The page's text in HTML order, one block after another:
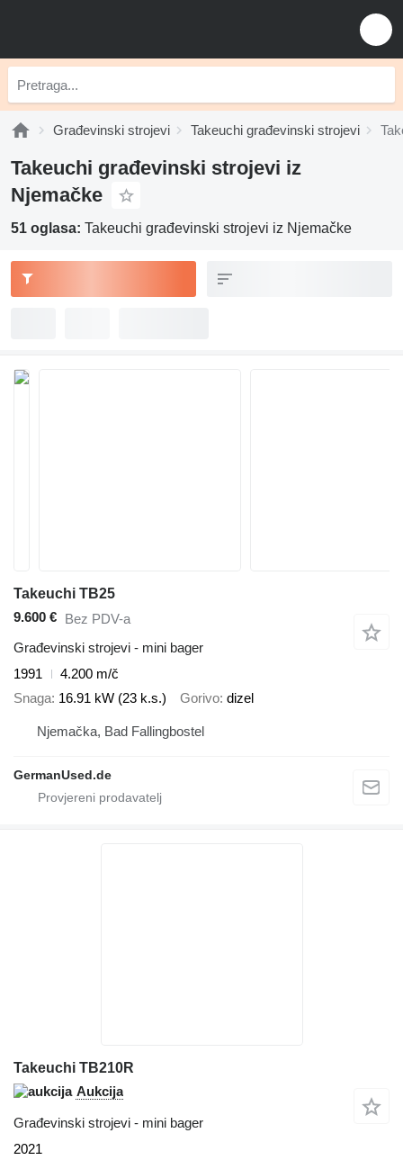
Građevinski strojevi Takeuchi građevinski strojevi
Takeuchi građevinski strojevi iz
Njemačke
51 oglasa: Takeuchi građevinski strojevi iz Njemačke
Takeuchi TB25
9.600 € Bez PDV-a
Građevinski strojevi - mini bager
1991
4.200 m/č
Snaga 16.91 kW (23 k.s.) Gorivo dizel
Njemačka, Bad Fallingbostel
GermanUsed.de
Takeuchi TB210R
Aukcija
Građevinski strojevi - mini bager
2021